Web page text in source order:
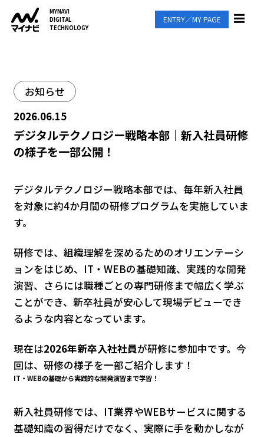
MYNAVI
DIGITAL
TECHNOLOGY
ENTRY／MY PAGE
お知らせ
2026.06.15
デジタルテクノロジー戦略本部｜新入社員研修
の様子を一部公開！
デジタルテクノロジー戦略本部では、毎年新入社員
を対象に約4か月間の研修プログラムを実施していま
す。
研修では、組織理解を深めるためのオリエンテーシ
ョンをはじめ、IT・WEBの基礎知識、実践的な開発
演習、さらには職種ごとの専門研修まで幅広く学ぶ
ことができ、新卒社員が安心して現場デビューでき
るような内容となっています。
現在は2026年新卒入社社員が研修に参加中です。今
回は、研修の様子を一部ご紹介します！
IT・WEBの基礎から実践的な開発演習まで学習！
新入社員研修では、IT業界やWEBサービスに関する
基礎知識の習得だけでなく、実際に手を動かしなが